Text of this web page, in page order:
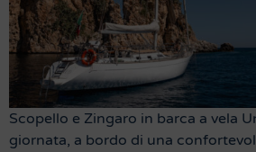
Scopello e Zingaro in barca a vela
giornata, a bordo di una